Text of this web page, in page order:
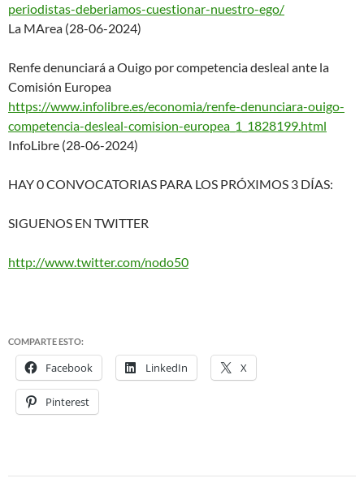
periodistas-deberiamos-cuestionar-nuestro-ego/
La MArea (28-06-2024)
Renfe denunciará a Ouigo por competencia desleal ante la
Comisión Europea
https://www.infolibre.es/economia/renfe-denunciara-ouigo-
competencia-desleal-comision-europea_1_1828199.html
InfoLibre (28-06-2024)
HAY 0 CONVOCATORIAS PARA LOS PRÓXIMOS 3 DÍAS:
SIGUENOS EN TWITTER
http://www.twitter.com/nodo50
COMPARTE ESTO:
Facebook LinkedIn X
Pinterest